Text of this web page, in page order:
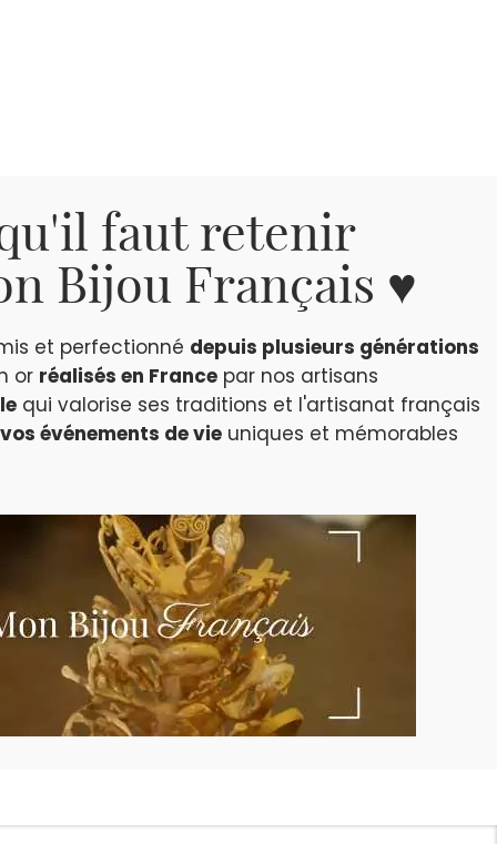
faut retenir
Bijou Français ♥
et perfectionné depuis plusieurs générations
or réalisés en France par nos artisans
qui valorise ses traditions et l'artisanat français
vos événements de vie uniques et mémorables